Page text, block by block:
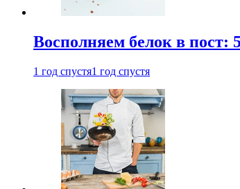
Восполняем белок в пост:
1 год спустя1 год спустя